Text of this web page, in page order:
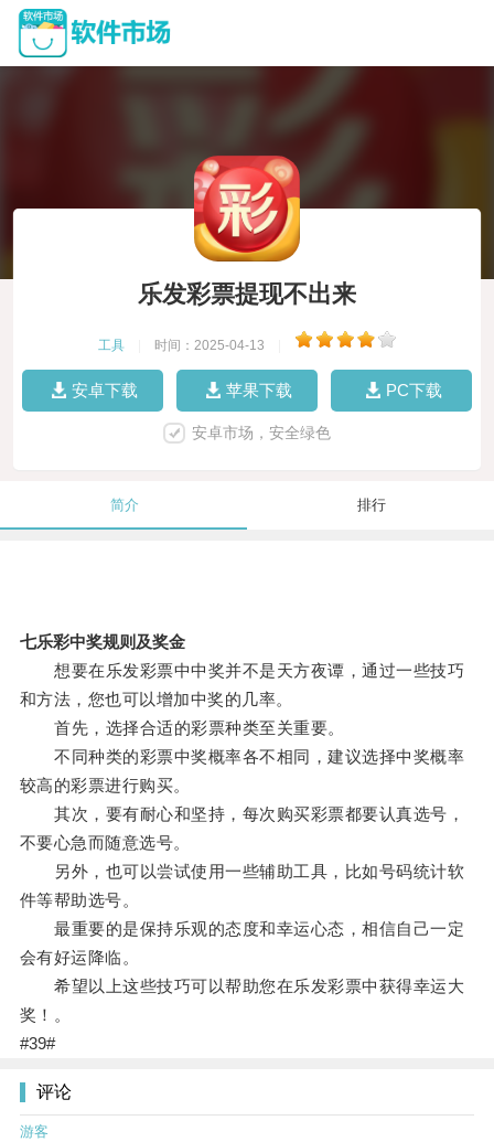
乐发彩票提现不出来
工具 时间：2025-04-13
安卓下载 苹果下载 PC下载
安卓市场，安全绿色
简介 排行
七乐彩中奖规则及奖金
想要在乐发彩票中中奖并不是天方夜谭，通过一些技巧
和方法，您也可以增加中奖的几率。
首先，选择合适的彩票种类至关重要。
不同种类的彩票中奖概率各不相同，建议选择中奖概率
较高的彩票进行购买。
其次，要有耐心和坚持，每次购买彩票都要认真选号，
不要心急而随意选号。
另外，也可以尝试使用一些辅助工具，比如号码统计软
件等帮助选号。
最重要的是保持乐观的态度和幸运心态，相信自己一定
会有好运降临。
希望以上这些技巧可以帮助您在乐发彩票中获得幸运大
奖！。
#39#
评论
游客